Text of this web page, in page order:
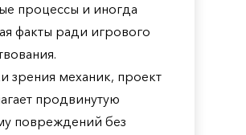
процессы и иногда
факты ради игрового
зрения механик, проект
продвинутую
повреждений без